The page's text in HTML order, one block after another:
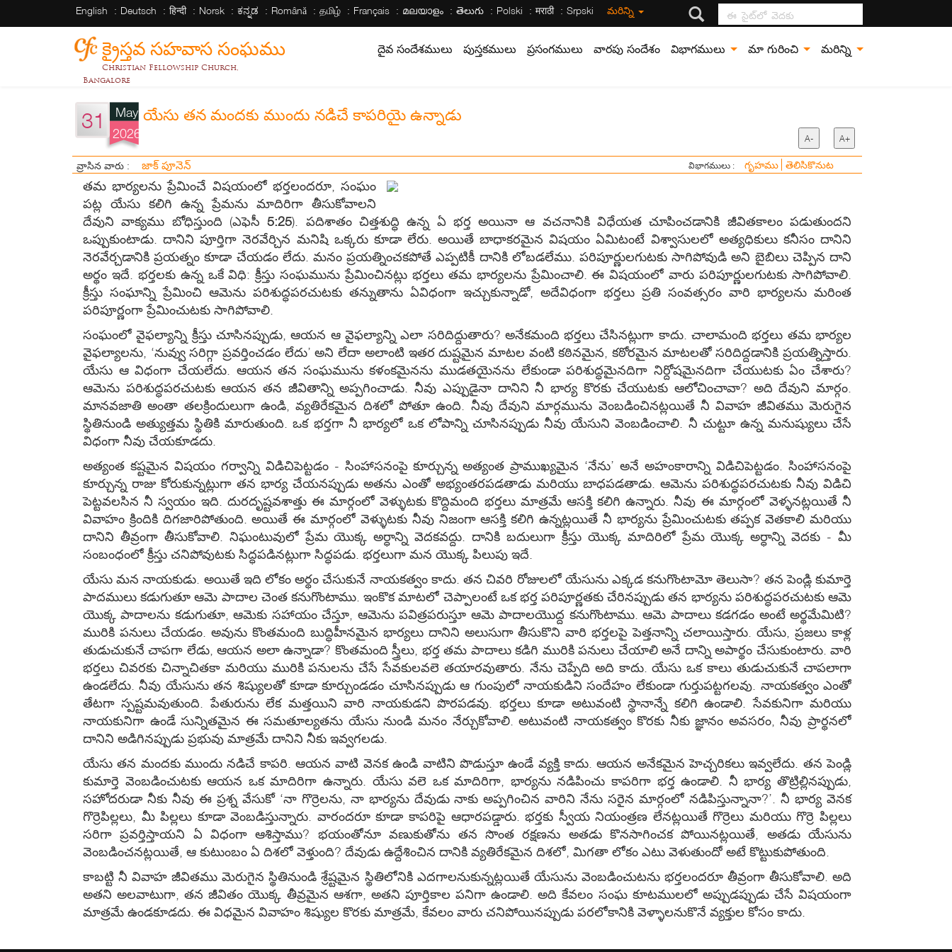
English Deutsch हिन्दी Norsk ಕನ್ನಡ Română தமிழ் Français മലയാളം తెలుగు Polski मराठी Srpski మరిన్ని ఈ సైట్‍లో వెదకు
క్రైస్తవ సహవాస సంఘము
Christian Fellowship Church,
Bangalore
దైవ సందేశములు పుస్తకములు ప్రసంగములు వారపు సందేశం విభాగములు మా గురించి మరిన్ని
31
May
2026
యేసు తన మందకు ముందు నడిచే కాపరియై ఉన్నాడు
A- A+
వ్రాసిన వారు : జాక్ పూనెన్ విభాగములు : గృహము తెలిసికొనుట
తమ భార్యలను ప్రేమించే విషయంలో భర్తలందరూ, సంఘం
పట్ల యేసు కలిగి ఉన్న ప్రేమను మాదిరిగా తీసుకోవాలని
దేవుని వాక్యము బోధిస్తుంది (ఎఫెసీ5:25). పదిశాతం చిత్తశుద్ధి ఉన్న ఏ భర్త అయినా ఆ వచనానికి విధేయత చూపించడానికి జీవితకాలం పడుతుందని
ఒప్పుకుంటాడు. దానిని పూర్తిగా నెరవేర్చిన మనిషి ఒక్కరు కూడా లేరు. అయితే బాధాకరమైన విషయం ఏమిటంటే విశ్వాసులలో అత్యధికులు కనీసం దానిని
నెరవేర్చడానికి ప్రయత్నం కూడా చేయడం లేదు. మనం ప్రయత్నించకపోతే ఎప్పటికీ దానికి లోబడలేము. పరిపూర్ణులగుటకు సాగిపోవుడి అని బైబిలు చెప్పిన దాని
అర్థం ఇదే. భర్తలకు ఉన్న ఒకే విధి: క్రీస్తు సంఘమును ప్రేమించినట్లు భర్తలు తమ భార్యలను ప్రేమించాలి. ఈ విషయంలో వారు పరిపూర్ణులగుటకు సాగిపోవాలి.
క్రీస్తు సంఘాన్ని ప్రేమించి ఆమెను పరిశుద్ధపరచుటకు తన్నుతాను ఏవిధంగా ఇచ్చుకున్నాడో, అదేవిధంగా భర్తలు ప్రతి సంవత్సరం వారి భార్యలను మరింత
పరిపూర్ణంగా ప్రేమించుటకు సాగిపోవాలి.
సంఘంలో వైఫల్యాన్ని క్రీస్తు చూసినప్పుడు, ఆయన ఆ వైఫల్యాన్ని ఎలా సరిదిద్దుతారు? అనేకమంది భర్తలు చేసినట్లుగా కాదు. చాలామంది భర్తలు తమ భార్యల
వైఫల్యాలను, ‘నువ్వు సరిగ్గా ప్రవర్తించడం లేదు’ అని లేదా అలాంటి ఇతర దుష్టమైన మాటల వంటి కఠినమైన, కఠోరమైన మాటలతో సరిదిద్దడానికి ప్రయత్నిస్తారు.
యేసు ఆ విధంగా చేయలేదు. ఆయన తన సంఘమును కళంకమైనను ముడతయైనను లేకుండా పరిశుద్ధమైనదిగా నిర్దోషమైనదిగా చేయుటకు ఏం చేశారు?
ఆమెను పరిశుద్ధపరచుటకు ఆయన తన జీవితాన్ని అప్పగించాడు. నీవు ఎప్పుడైనా దానిని నీ భార్య కొరకు చేయుటకు ఆలోచించావా? అది దేవుని మార్గం.
మానవజాతి అంతా తలక్రిందులుగా ఉండి, వ్యతిరేకమైన దిశలో పోతూ ఉంది. నీవు దేవుని మార్గమును వెంబడించినట్లయితే నీ వివాహ జీవితము మెరుగైన
స్థితినుండి అత్యుత్తమ స్థితికి మారుతుంది. ఒక భర్తగా నీ భార్యలో ఒక లోపాన్ని చూసినప్పుడు నీవు యేసుని వెంబడించాలి. నీ చుట్టూ ఉన్న మనుష్యులు చేసే
విధంగా నీవు చేయకూడదు.
అత్యంత కష్టమైన విషయం గర్వాన్ని విడిచిపెట్టడం - సింహాసనంపై కూర్చున్న అత్యంత ప్రాముఖ్యమైన ‘నేను’ అనే అహంకారాన్ని విడిచిపెట్టడం. సింహాసనంపై
కూర్చున్న రాజు కోరుకున్నట్లుగా తన భార్య చేయనప్పుడు అతను ఎంతో అభ్యంతరపడతాడు మరియు బాధపడతాడు. ఆమెను పరిశుద్ధపరచుటకు నీవు విడిచి
పెట్టవలసిన నీ స్వయం ఇది. దురదృష్టవశాత్తు ఈ మార్గంలో వెళ్ళుటకు కొద్దిమంది భర్తలు మాత్రమే ఆసక్తి కలిగి ఉన్నారు. నీవు ఈ మార్గంలో వెళ్ళనట్లయితే నీ
వివాహం క్రిందికి దిగజారిపోతుంది. అయితే ఈ మార్గంలో వెళ్ళుటకు నీవు నిజంగా ఆసక్తి కలిగి ఉన్నట్లయితే నీ భార్యను ప్రేమించుటకు తప్పక వెతకాలి మరియు
దానిని తీవ్రంగా తీసుకోవాలి. నిఘంటువులో ప్రేమ యొక్క అర్ధాన్ని వెదకవద్దు. దానికి బదులుగా క్రీస్తు యొక్క మాదిరిలో ప్రేమ యొక్క అర్ధాన్ని వెదకు - మీ
సంబంధంలో క్రీస్తు చనిపోవుటకు సిద్ధపడినట్లుగా సిద్ధపడు. భర్తలుగా మన యొక్క పిలుపు ఇదే.
యేసు మన నాయకుడు. అయితే ఇది లోకం అర్థం చేసుకునే నాయకత్వం కాదు. తన చివరి రోజులలో యేసును ఎక్కడ కనుగొంటామో తెలుసా? తన పెండ్లి కుమార్తె
పాదములు కడుగుతూ ఆమె పాదాల చెంత కనుగొంటాము. ఇంకొక మాటలో చెప్పాలంటే ఒక భర్త పరిపూర్ణతకు చేరినప్పుడు తన భార్యను పరిశుద్ధపరచుటకు ఆమె
యొక్క పాదాలను కడుగుతూ, ఆమెకు సహాయం చేస్తూ, ఆమెను పవిత్రపరుస్తూ ఆమె పాదాలయొద్ద కనుగొంటాము. ఆమె పాదాలు కడగడం అంటే అర్థమేమిటి?
మురికి పనులు చేయడం. అవును కొంతమంది బుద్ధిహీనమైన భార్యలు దానిని అలుసుగా తీసుకొని వారి భర్తలపై పెత్తనాన్ని చలాయిస్తారు. యేసు, ప్రజలు కాళ్ల
తుడుచుకునే చాపగా లేడు, ఆయన అలా ఉన్నాడా? కొంతమంది స్త్రీలు, భర్త తమ పాదాలు కడిగి మురికి పనులు చేయాలి అనే దాన్ని అపార్థం చేసుకుంటారు. వారి
భర్తలు చివరకు చిన్నాచితకా మరియు మురికి పనులను చేసే సేవకులవలె తయారవుతారు. నేను చెప్పేది అది కాదు. యేసు ఒక కాలు తుడుచుకునే చాపలాగా
ఉండలేదు. నీవు యేసును తన శిష్యులతో కూడా కూర్చుండడం చూసినప్పుడు ఆ గుంపులో నాయకుడిని సందేహం లేకుండా గుర్తుపట్టగలవు. నాయకత్వం ఎంతో
తేటగా స్పష్టమవుతుంది. పేతురును లేక మత్తయిని వారి నాయకుడని పొరపడవు. భర్తలు కూడా అటువంటి స్థానాన్నే కలిగి ఉండాలి. సేవకునిగా మరియు
నాయకునిగా ఉండే సున్నితమైన ఈ సమతూల్యతను యేసు నుండి మనం నేర్చుకోవాలి. అటువంటి నాయకత్వం కొరకు నీకు జ్ఞానం అవసరం, నీవు ప్రార్థనలో
దానిని అడిగినప్పుడు ప్రభువు మాత్రమే దానిని నీకు ఇవ్వగలడు.
యేసు తన మందకు ముందు నడిచే కాపరి. ఆయన వాటి వెనక ఉండి వాటిని పొడుస్తూ ఉండే వ్యక్తి కాదు. ఆయన అనేకమైన హెచ్చరికలు ఇవ్వలేదు. తన పెండ్లి
కుమార్తె వెంబడించుటకు ఆయన ఒక మాదిరిగా ఉన్నారు. యేసు వలె ఒక మాదిరిగా, భార్యను నడిపించు కాపరిగా భర్త ఉండాలి. నీ భార్య తొట్రిల్లినప్పుడు,
సహోదరుడా నీకు నీవు ఈ ప్రశ్న వేసుకో ‘నా గొర్రెలను, నా భార్యను దేవుడు నాకు అప్పగించిన వారిని నేను సరైన మార్గంలో నడిపిస్తున్నానా?’. నీ భార్య వెనక
గొర్రెపిల్లలు, మీ పిల్లలు కూడా వెంబడిస్తున్నారు. వారందరూ కూడా కాపరిపై ఆధారపడ్డారు. భర్తకు స్వీయ నియంత్రణ లేనట్లయితే గొర్రెలు మరియు గొర్రె పిల్లలు
సరిగా ప్రవర్తిస్తాయని ఏ విధంగా ఆశిస్తాము? భయంతోనూ వణుకుతోను తన సొంత రక్షణను అతడు కొనసాగించక పోయినట్లయితే, అతడు యేసును
వెంబడించనట్లయితే, ఆ కుటుంబం ఏ దిశలో వెళ్తుంది? దేవుడు ఉద్దేశించిన దానికి వ్యతిరేకమైన దిశలో, మిగతా లోకం ఎటు వెళుతుందో అటే కొట్టుకుపోతుంది.
కాబట్టి నీ వివాహ జీవితము మెరుగైన స్థితినుండి శ్రేష్టమైన స్థితిలోనికి ఎదగాలనుకున్నట్లయితే యేసును వెంబడించుటను భర్తలందరూ తీవ్రంగా తీసుకోవాలి. అది
అతని అలవాటుగా, తన జీవితం యొక్క తీవ్రమైన ఆశగా, అతని పూర్తికాల పనిగా ఉండాలి. అది కేవలం సంఘ కూటములలో అప్పుడప్పుడు చేసే విషయంగా
మాత్రమే ఉండకూడదు. ఈ విధమైన వివాహం శిష్యుల కొరకు మాత్రమే, కేవలం వారు చనిపోయినప్పుడు పరలోకానికి వెళ్ళాలనుకొనే వ్యక్తుల కోసం కాదు.